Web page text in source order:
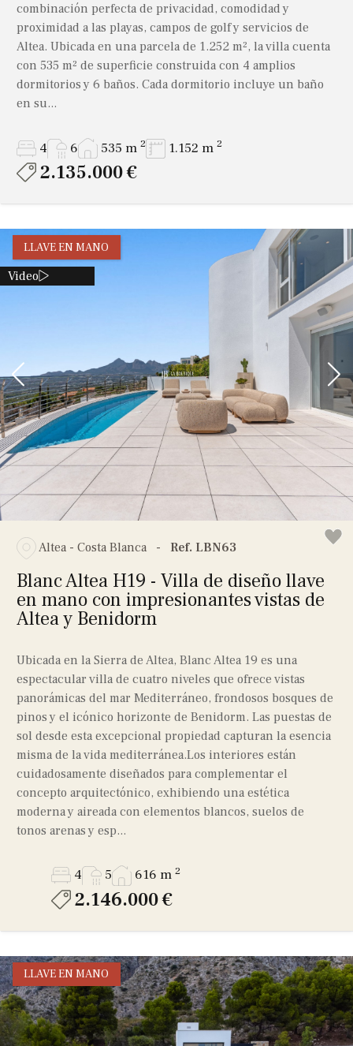
combinación perfecta de privacidad, comodidad y
proximidad a las playas, campos de golf y servicios de
Altea. Ubicada en una parcela de 1.252 m², la villa cuenta
con 535 m² de superficie construida con 4 amplios
dormitorios y 6 baños. Cada dormitorio incluye un baño
en su...
4 6 535 m 2 1.152 m 2
2.135.000 €
LLAVE EN MANO
Video
Altea - Costa Blanca - Ref. LBN63
Blanc Altea H19 - Villa de diseño llave
en mano con impresionantes vistas de
Altea y Benidorm
Ubicada en la Sierra de Altea, Blanc Altea 19 es una
espectacular villa de cuatro niveles que ofrece vistas
panorámicas del mar Mediterráneo, frondosos bosques de
pinos y el icónico horizonte de Benidorm. Las puestas de
sol desde esta excepcional propiedad capturan la esencia
misma de la vida mediterránea.Los interiores están
cuidadosamente diseñados para complementar el
concepto arquitectónico, exhibiendo una estética
moderna y aireada con elementos blancos, suelos de
tonos arenas y esp...
4 5 616 m 2
2.146.000 €
LLAVE EN MANO